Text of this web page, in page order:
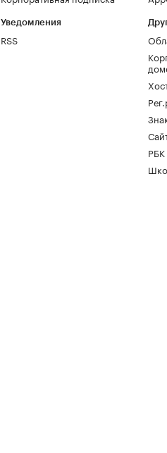
Уведомления
RSS